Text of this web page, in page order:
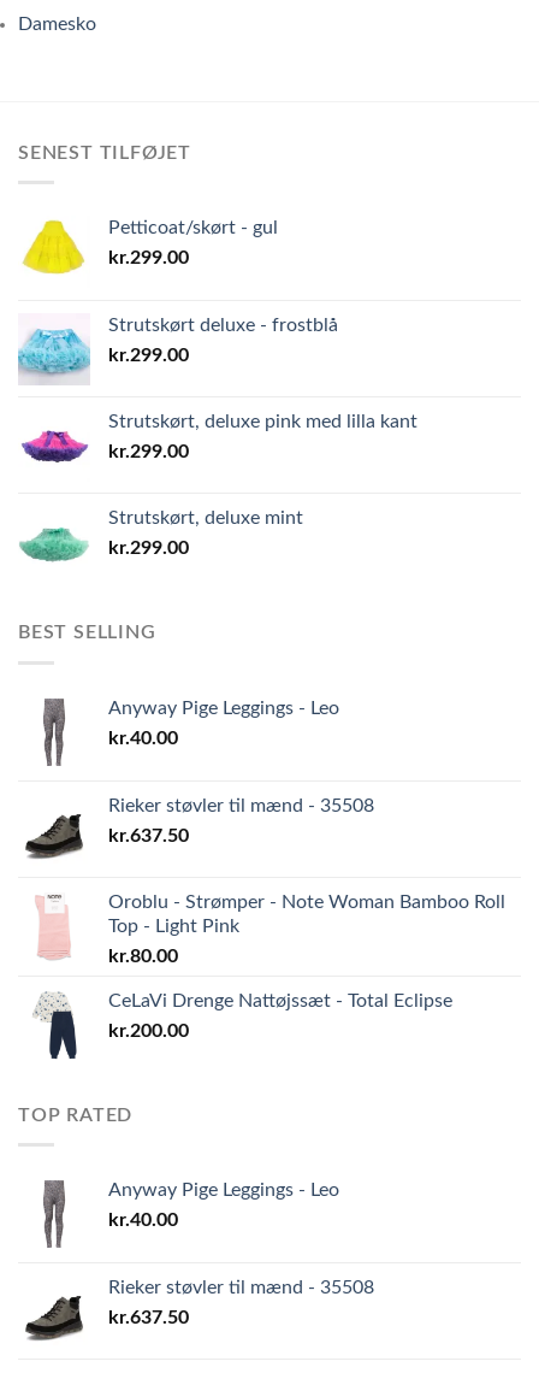
Damesko
SENEST TILFØJET
Petticoat/skørt - gul
kr.299.00
Strutskørt deluxe - frostblå
kr.299.00
Strutskørt, deluxe pink med lilla kant
kr.299.00
Strutskørt, deluxe mint
kr.299.00
BEST SELLING
Anyway Pige Leggings - Leo
kr.40.00
Rieker støvler til mænd - 35508
kr.637.50
Oroblu - Strømper - Note Woman Bamboo Roll
Top - Light Pink
kr.80.00
CeLaVi Drenge Nattøjssæt - Total Eclipse
kr.200.00
TOP RATED
Anyway Pige Leggings - Leo
kr.40.00
Rieker støvler til mænd - 35508
kr.637.50